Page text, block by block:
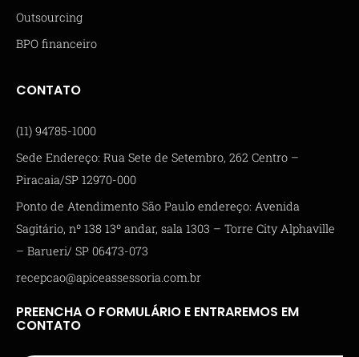
Outsourcing
BPO financeiro
CONTATO
(11) 94785-1000
Sede Endereço: Rua Sete de Setembro, 262 Centro –
Piracaia/SP 12970-000
Ponto de Atendimento São Paulo endereço: Avenida
Sagitário, nº 138 13º andar, sala 1303 – Torre City Alphaville
– Barueri/ SP 06473-073
recepcao@apiceassessoria.com.br
PREENCHA O FORMULÁRIO E ENTRAREMOS EM
CONTATO